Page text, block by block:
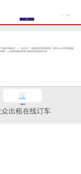
面的考核内容；二、安全生产：包括道理交通违章情况、重大以上道理交通事故、
绩、人大政协等批评意见以及协会评估情况等内容。
96822
众出租在线订车